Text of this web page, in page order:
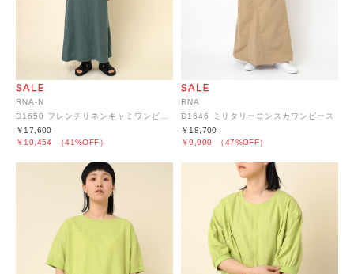
RNA-N
￥10,454 （41%OFF）
￥17,600
RNA
D1646 ミリタリーロンスカワンピース
￥9,900 （47%OFF）
￥18,700